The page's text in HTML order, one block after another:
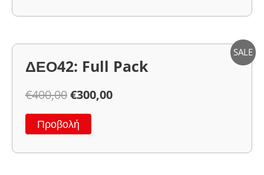
SALE
ΔΕΟ42: Full Pack
€400,00€300,00
Προβολή